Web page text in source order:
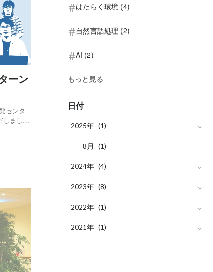
センタ
しまし
リアル
はたらく環境 (4)
自然言語処理 (2)
AI (2)
もっと見る
日付
2025年 (1)
8 月 (1)
2024年 (4)
12月 (1)
11月 (1)
5月 (1)
2023年 (8)
12月 (2)
10月 (2)
2022年 (1)
4月 (1)
2021年 (1)